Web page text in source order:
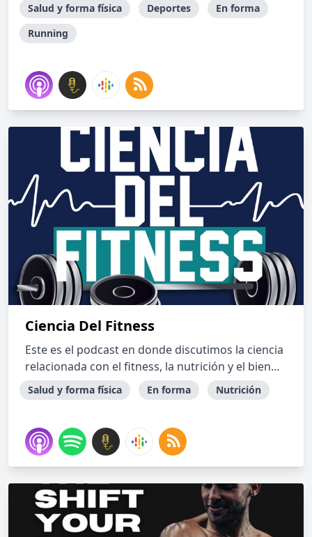
Salud y forma física Deportes
En forma
Running
Ciencia Del Fitness
Este es el podcast en donde discutimos la ciencia
relacionada con el fitness, la nutrición y el bien...
Salud y forma física En forma Nutrición